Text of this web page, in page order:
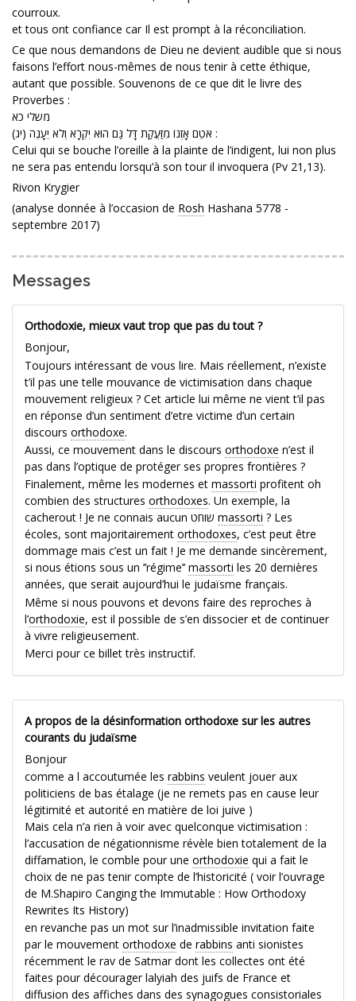
courroux.
et tous ont confiance car Il est prompt à la réconciliation.
Ce que nous demandons de Dieu ne devient audible que si nous
faisons l’effort nous-mêmes de nous tenir à cette éthique,
autant que possible. Souvenons de ce que dit le livre des
Proverbes :
משלי כא
(יג) אֹטֵם אָזְנוֹ מִזַּעֲקַת דָּל גַּם הוּא יִקְרָא וְלֹא יֵעָנֶה :
Celui qui se bouche l’oreille à la plainte de l’indigent, lui non plus
ne sera pas entendu lorsqu’à son tour il invoquera (Pv 21,13).
Rivon Krygier
(analyse donnée à l’occasion de Rosh Hashana 5778 -
septembre 2017)
Messages
Orthodoxie, mieux vaut trop que pas du tout ?
Bonjour,
Toujours intéressant de vous lire. Mais réellement, n’existe
t’il pas une telle mouvance de victimisation dans chaque
mouvement religieux ? Cet article lui même ne vient t’il pas
en réponse d’un sentiment d’etre victime d’un certain
discours orthodoxe.
Aussi, ce mouvement dans le discours orthodoxe n’est il
pas dans l’optique de protéger ses propres frontières ?
Finalement, même les modernes et massorti profitent oh
combien des structures orthodoxes. Un exemple, la
massorti ? Les
écoles, sont majoritairement orthodoxes, c’est peut être
dommage mais c’est un fait ! Je me demande sincèrement,
si nous étions sous un ’’régime’’ massorti les 20 dernières
années, que serait aujourd’hui le judaïsme français.
Même si nous pouvons et devons faire des reproches à
l’orthodoxie, est il possible de s’en dissocier et de continuer
à vivre religieusement.
Merci pour ce billet très instructif.
A propos de la désinformation orthodoxe sur les autres
courants du judaïsme
Bonjour
comme a l accoutumée les rabbins veulent jouer aux
politiciens de bas étalage (je ne remets pas en cause leur
légitimité et autorité en matière de loi juive )
Mais cela n’a rien à voir avec quelconque victimisation :
l’accusation de négationnisme révèle bien totalement de la
diffamation, le comble pour une orthodoxie qui a fait le
choix de ne pas tenir compte de l’historicité ( voir l’ouvrage
de M.Shapiro Canging the Immutable : How Orthodoxy
Rewrites Its History)
en revanche pas un mot sur l’inadmissible invitation faite
par le mouvement orthodoxe de rabbins anti sionistes
récemment le rav de Satmar dont les collectes ont été
faites pour décourager lalyiah des juifs de France et
diffusion des affiches dans des synagogues consistoriales